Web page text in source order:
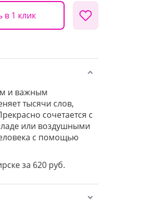
в 1 клик
и важным
тысячи слов,
сочетается с
или воздушными
с помощью
за 620 руб.